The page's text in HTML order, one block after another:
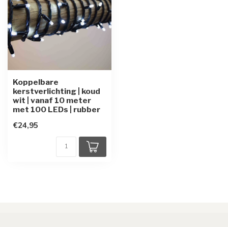
Koppelbare
kerstverlichting | koud
wit | vanaf 10 meter
met 100 LEDs | rubber
€24,95